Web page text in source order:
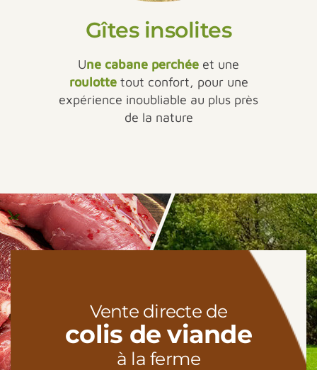
Gîtes insolites
Une cabane perchée et une
roulottetout confort, pour une
expérience inoubliable au plus près
de la nature
Vente directe de
colis de viande
à la ferme